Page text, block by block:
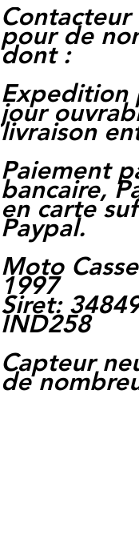
pour de
dont :
Expedition
jour
livraison
Paiement
bancaire,
en carte
Paypal.
Moto
1997
Siret:
IND258
Capteur
de